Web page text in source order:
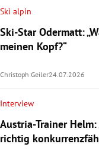
Ski alpin
Ski-Star Odermatt:
meinen Kopf?“
Christoph Geiler24.07.2026
Interview
Austria-Trainer
richtig